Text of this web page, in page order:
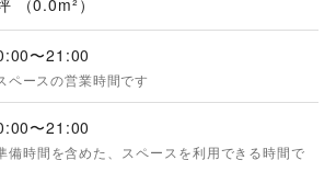
（0.0m²）
〜21:00
ペースの営業時間です
〜21:00
備時間を含めた、スペースを利用できる時間で